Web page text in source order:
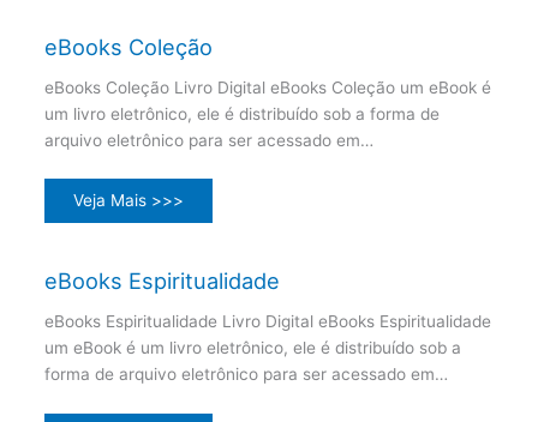
eBooks Coleção
eBooks Coleção Livro Digital eBooks Coleção um eBook é
um livro eletrônico, ele é distribuído sob a forma de
arquivo eletrônico para ser acessado em…
Veja Mais >>>
eBooks Espiritualidade
eBooks Espiritualidade Livro Digital eBooks Espiritualidade
um eBook é um livro eletrônico, ele é distribuído sob a
forma de arquivo eletrônico para ser acessado em…